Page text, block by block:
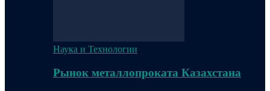
Наука и Технологии
Рынок металлопроката Казахстана